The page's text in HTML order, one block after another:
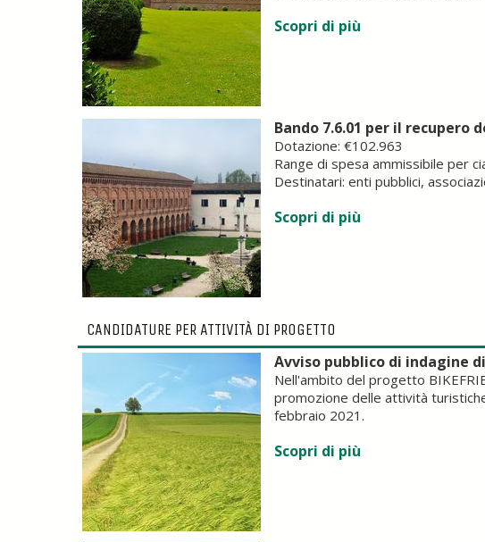
Scopri di più
Bando 7.6.01 per il
Dotazione: €102.963
Range di spesa ammissibile per
Destinatari: enti pubblici,
Scopri di più
CANDIDATURE PER ATTIVITÀ DI PROGETTO
Avviso pubblico di indagine
Nell'ambito del progetto
promozione delle attività
febbraio 2021.
Scopri di più